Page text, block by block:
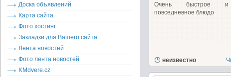
Очень быстрое и
повседневное блюдо
неизвестно
Доска объявлений
Карта сайта
Фото хостинг
Закладки для Вашего сайта
Лента новостей
Фото лента новостей
KMdvere.cz